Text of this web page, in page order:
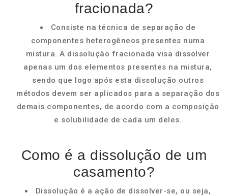
fracionada?
Consiste na técnica de separação de
componentes heterogêneos presentes numa
mistura. A dissolução fracionada visa dissolver
apenas um dos elementos presentes na mistura,
sendo que logo após esta dissolução outros
métodos devem ser aplicados para a separação dos
demais componentes, de acordo com a composição
e solubilidade de cada um deles.
Como é a dissolução de um
casamento?
Dissolução é a ação de dissolver-se, ou seja,